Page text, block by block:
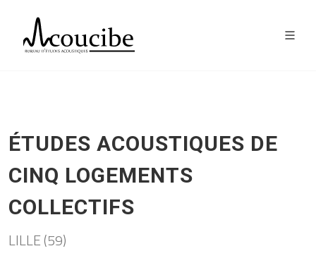
ÉTUDES ACOUSTIQUES DE
CINQ LOGEMENTS
COLLECTIFS
LILLE (59)